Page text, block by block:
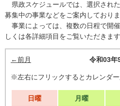
県政スケジュールでは、選択され
募集中の事業などをご案内しておりま
事業によっては、複数の日程で開
しくは各詳細項目をご覧いただきま
←前月 令和03年
※左右にフリックするとカレンダー
日曜 月曜